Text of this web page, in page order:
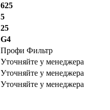
625
5
25
G4
Профи Фильтр
Уточняйте у менеджера
Уточняйте у менеджера
Уточняйте у менеджера